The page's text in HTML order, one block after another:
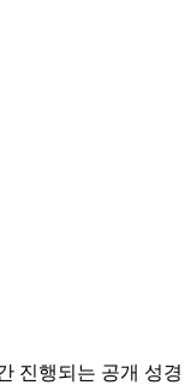
진행되는 공개 성